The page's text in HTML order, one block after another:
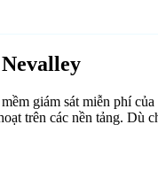
giám sát miễn phí
trên các nền tảng. Dù